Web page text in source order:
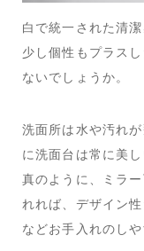
白で統一された清
少し個性もプラス
ないでしょうか。
洗面所は水や汚れ
に洗面台は常に美
真のように、ミラ
れれば、デザイン
などお手入れのし